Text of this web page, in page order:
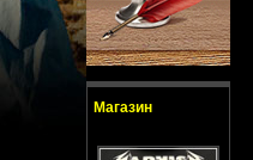
Магазин